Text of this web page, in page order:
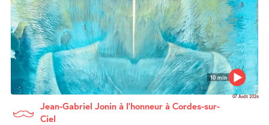
10 min
07 Août 2026
Jean-Gabriel Jonin à l’honneur à Cordes-sur-
Ciel